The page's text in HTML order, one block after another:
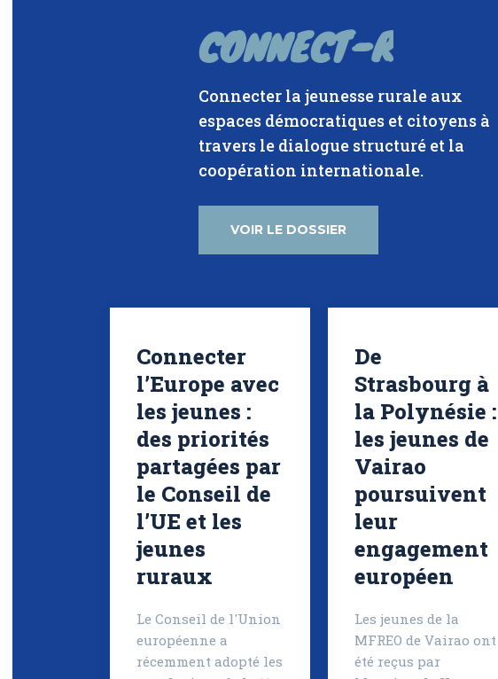
CONNECT-R
Connecter la jeunesse rurale aux
espaces démocratiques et citoyens à
travers le dialogue structuré et la
coopération internationale.
VOIR LE DOSSIER
Connecter
l’Europe avec
les jeunes :
des priorités
partagées par
le Conseil de
l’UE et les
jeunes
ruraux
Le Conseil de l'Union
européenne a
récemment adopté les
De
Strasbourg à
la Polynésie :
les jeunes de
Vairao
poursuivent
leur
engagement
européen
Les jeunes de la
MFREO de Vairao ont
été reçus par